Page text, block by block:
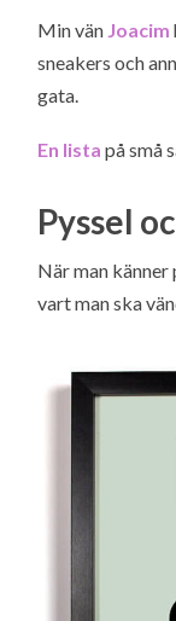
Min vän Joacim
sneakers och
gata.
En lista på små
Pyssel
När man
vart man ska